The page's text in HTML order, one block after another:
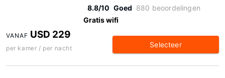
8.8/10 Goed 880 beoordelingen
Gratis wifi
VANAF USD 229
per kamer / per nacht Selecteer